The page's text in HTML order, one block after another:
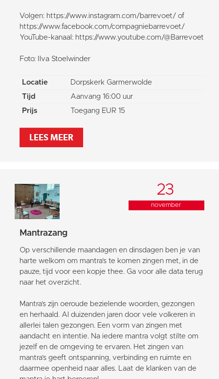
Volgen: https://www.instagram.com/barrevoet/ of
https://www.facebook.com/compagniebarrevoet/
YouTube-kanaal: https://www.youtube.com/@Barrevoet
Foto: Ilva Stoelwinder
Locatie
Dorpskerk Garmerwolde
Tijd
Aanvang 16:00 uur
Prijs
Toegang EUR 15
LEES MEER
23
november
Mantrazang
Op verschillende maandagen en dinsdagen ben je van
harte welkom om mantra’s te komen zingen met, in de
pauze, tijd voor een kopje thee. Ga voor alle data terug
naar het overzicht.
Mantra’s zijn oeroude bezielende woorden, gezongen
en herhaald. Al duizenden jaren door vele volkeren in
allerlei talen gezongen. Een vorm van zingen met
aandacht en intentie. Na iedere mantra volgt stilte om
jezelf en de omgeving te ervaren. Het zingen van
mantra’s geeft ontspanning, verbinding en ruimte en
daarmee openheid naar alles. Laat de klanken van de